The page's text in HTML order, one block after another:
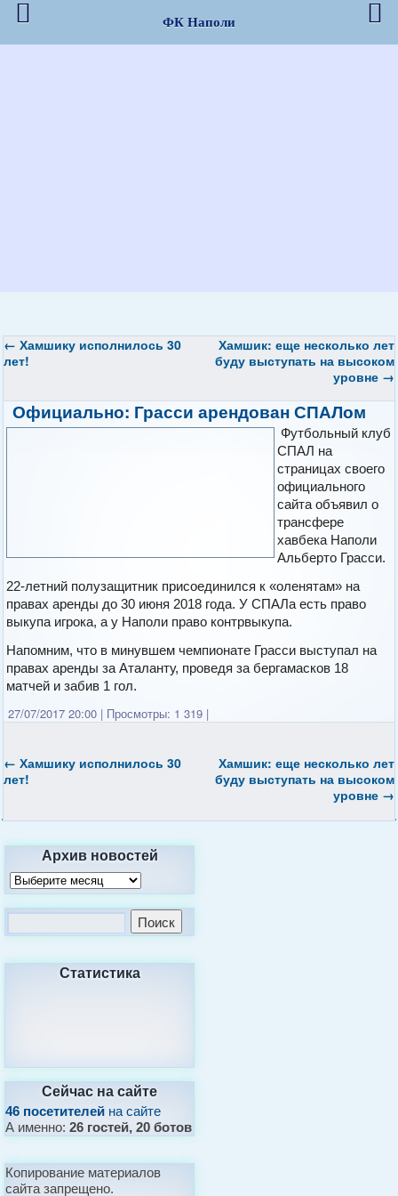
← Хамшику исполнилось 30
лет!
Хамшик: еще несколько лет
буду выступать на высоком
уровне →
Официально: Грасси арендован СПАЛом
Футбольный клуб
СПАЛ на
страницах своего
официального
сайта объявил о
трансфере
хавбека Наполи
Альберто Грасси.
22-летний полузащитник присоединился к «оленятам» на
правах аренды до 30 июня 2018 года. У СПАЛа есть право
выкупа игрока, а у Наполи право контрвыкупа.
Напомним, что в минувшем чемпионате Грасси выступал на
правах аренды за Аталанту, проведя за бергамасков 18
матчей и забив 1 гол.
27/07/2017 20:00 | Просмотры: 1 319 |
← Хамшику исполнилось 30
лет!
Хамшик: еще несколько лет
буду выступать на высоком
уровне →
Архив новостей
Статистика
Сейчас на сайте
46 посетителей на сайте
А именно:26 гостей, 20 ботов
Копирование материалов
сайта запрещено.
ФК Наполи